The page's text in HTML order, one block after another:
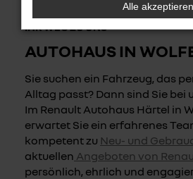
IHR WEG ZU UNS
AUTOHAUS IN
Sie suchen ein Fahrzeug, das
Alltag passt? Dann sind Sie bei
Im Renault Autohaus Härtel in
erwartet Sie ein erfahrenes
kompetent zu Neu- und
aktuellen Angeboten von
persönlich, ehrlich und
Alle akzeptieren